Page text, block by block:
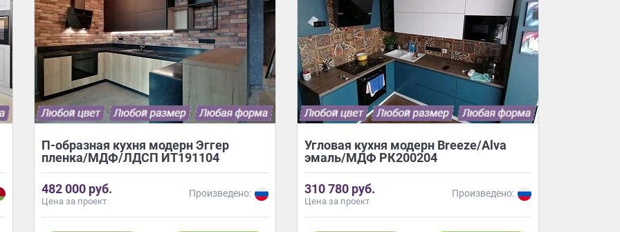
П-образная кухня модерн Эггер
пленка/МДФ/ЛДСП ИТ191104
482 000 руб.
Цена за проект
Произведено:
Угловая кухня модерн Breeze/Alva
эмаль/МДФ РК200204
310 780 руб.
Цена за проект
Произведено: